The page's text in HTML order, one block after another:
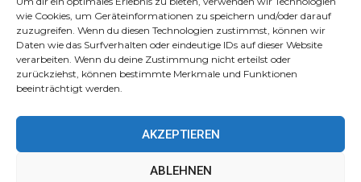
wie Cookies, um Geräteinformationen zu speichern und/oder darauf
zuzugreifen. Wenn du diesen Technologien zustimmst, können wir
Daten wie das Surfverhalten oder eindeutige IDs auf dieser Website
verarbeiten. Wenn du deine Zustimmung nicht erteilst oder
zurückziehst, können bestimmte Merkmale und Funktionen
beeinträchtigt werden.
AKZEPTIEREN
ABLEHNEN
Über Uns
verständlich und kompakt über aktuelle Entwicklungen und
Trends rund um künstliche Intelligenz. Mit einem klaren